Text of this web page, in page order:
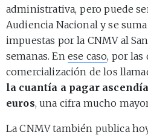
administrativa, pero puede
Audiencia Nacional y se
impuestas por la CNMV al
semanas. En ese caso, por las
comercialización de los
la cuantía a pagar
euros, una cifra mucho
La CNMV también publica